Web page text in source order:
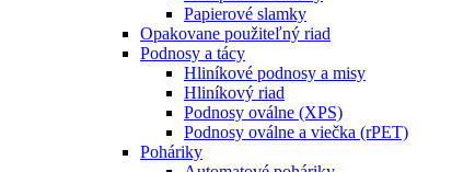
Papierové slamky
Opakovane použiteľný riad
Podnosy a tácy
Hliníkové podnosy a misy
Hliníkový riad
Podnosy oválne (XPS)
Podnosy oválne a viečka (rPET)
Poháriky